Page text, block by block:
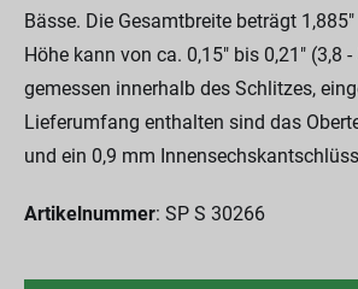
Bässe. Die Gesamtbreite beträgt
Höhe kann von ca. 0,15" bis 0,21" (3,8
gemessen innerhalb des Schlitzes,
Lieferumfang enthalten sind das
und ein 0,9 mm
Artikelnummer: SP S 30266